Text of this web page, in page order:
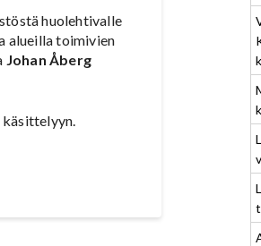
huolehtivalle
alueilla toimivien
Johan Åberg